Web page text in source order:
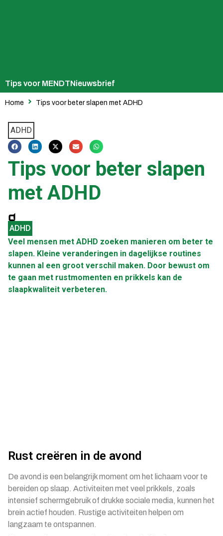
Tips voor MENDTNieuwsbrief
Home Tips voor beter slapen met ADHD
ADHD
Tips voor beter slapen
met ADHD
ADHD
Veel mensen met ADHD zoeken manieren om beter te
slapen. Kleine veranderingen in dagelijkse routines
kunnen al een groot verschil maken. Door bewust om
te gaan met rustmomenten en prikkels kan de
slaapkwaliteit verbeteren.
Rust creëren in de avond
De avond is een belangrijk moment om het lichaam voor te
bereiden op slaap. Activiteiten met veel prikkels, zoals
intensief schermgebruik of drukke sociale media, kunnen het
brein actief houden. Rustige activiteiten helpen om
langzaam te ontspannen.